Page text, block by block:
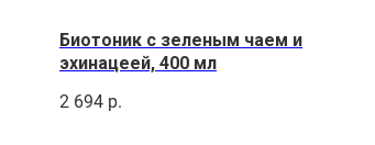
Биотоник с зеленым чаем и
эхинацеей, 400 мл
2 694 р.